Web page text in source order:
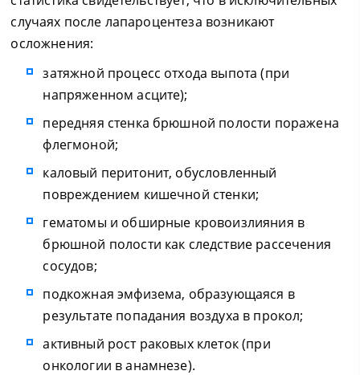
случаях после лапароцентеза возникают
осложнения:
затяжной процесс отхода выпота (при
напряженном асците);
передняя стенка брюшной полости поражена
флегмоной;
каловый перитонит, обусловленный
повреждением кишечной стенки;
гематомы и обширные кровоизлияния в
брюшной полости как следствие рассечения
сосудов;
подкожная эмфизема, образующаяся в
результате попадания воздуха в прокол;
активный рост раковых клеток (при
онкологии в анамнезе).